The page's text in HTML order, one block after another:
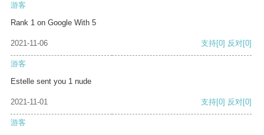
游客
Rank 1 on Google With 5
2021-11-06 支持[0] 反对[0]
游客
Estelle sent you 1 nude
2021-11-01 支持[0] 反对[0]
游客